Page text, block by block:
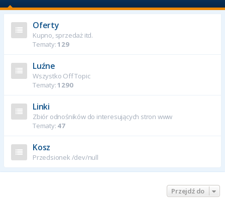
j
Oferty
Kupno, sprzedaż itd.
Tematy:129
Luźne
Wszystko Off Topic
Tematy:1290
Linki
Zbiór odnośników do interesujących stron www
Tematy: 47
Kosz
Przedsionek /dev/null
Przejdź do